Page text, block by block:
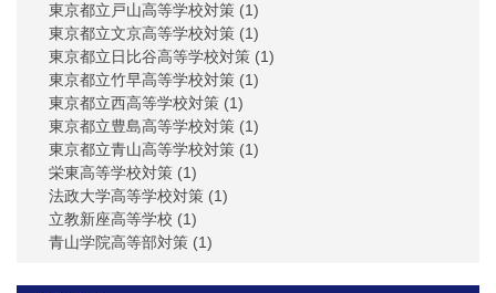
東京都立戸山高等学校対策 (1)
東京都立文京高等学校対策 (1)
東京都立日比谷高等学校対策 (1)
東京都立竹早高等学校対策 (1)
東京都立西高等学校対策 (1)
東京都立豊島高等学校対策 (1)
東京都立青山高等学校対策 (1)
栄東高等学校対策 (1)
法政大学高等学校対策 (1)
立教新座高等学校 (1)
青山学院高等部対策 (1)